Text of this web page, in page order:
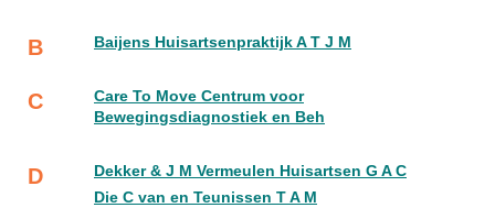
B Baijens Huisartsenpraktijk A T J M
C
Care To Move Centrum voor
Bewegingsdiagnostiek en Beh
D
Dekker & J M Vermeulen Huisartsen G A C
Die C van en Teunissen T A M